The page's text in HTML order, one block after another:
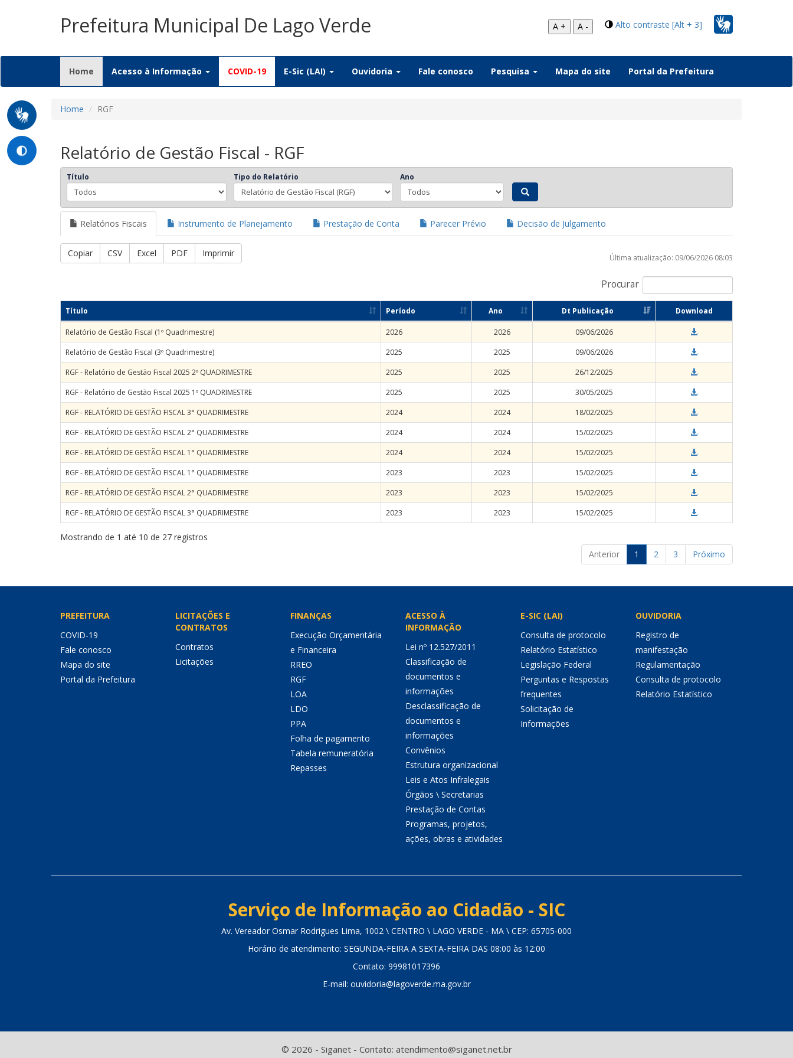
Prefeitura Municipal De Lago Verde Alto contraste [Alt + 3]
A + A -
Home (current)
Acesso à Informação COVID-19 E-Sic (LAI) Ouvidoria Fale conosco Pesquisa Mapa do site Portal da Prefeitura
Home RGF
Relatório de Gestão Fiscal - RGF
Título Tipo do Relatório Ano
Relatórios Fiscais Instrumento de Planejamento Prestação de Conta Parecer Prévio Decisão de Julgamento
Copiar CSV Excel PDF Imprimir
Procurar
Última atualização: 09/06/2026 08:03
Título Período Ano Dt Publicação Download
Relatório de Gestão Fiscal (1º Quadrimestre) 2026 2026
09/06/2026
Relatório de Gestão Fiscal (3º Quadrimestre)
2025 2025
09/06/2026
RGF - Relatório de Gestão Fiscal 2025 2º QUADRIMESTRE
2025 2025
26/12/2025
RGF - Relatório de Gestão Fiscal 2025 1º QUADRIMESTRE
2025 2025
30/05/2025
RGF - RELATÓRIO DE GESTÃO FISCAL 3° QUADRIMESTRE
2024 2024
18/02/2025
RGF - RELATÓRIO DE GESTÃO FISCAL 2° QUADRIMESTRE
2024 2024
15/02/2025
RGF - RELATÓRIO DE GESTÃO FISCAL 1° QUADRIMESTRE
2024 2024
15/02/2025
RGF - RELATÓRIO DE GESTÃO FISCAL 1° QUADRIMESTRE
2023 2023
15/02/2025
RGF - RELATÓRIO DE GESTÃO FISCAL 2° QUADRIMESTRE
2023 2023
15/02/2025
RGF - RELATÓRIO DE GESTÃO FISCAL 3° QUADRIMESTRE
2023 2023 15/02/2025
Mostrando de 1 até 10 de 27 registros
Anterior
1 2 3 Próximo
PREFEITURA
COVID-19
Fale conosco
Mapa do site
Portal da Prefeitura
LICITAÇÕES E
CONTRATOS
Contratos
Licitações
FINANÇAS
Execução Orçamentária
e Financeira
RREO
RGF
LOA
LDO
PPA
Folha de pagamento
Tabela remuneratória
Repasses
ACESSO À
INFORMAÇÃO
Lei nº 12.527/2011
Classificação de
documentos e
informações
Desclassificação de
documentos e
informações
Convênios
Estrutura organizacional
Leis e Atos Infralegais
Órgãos \ Secretarias
Prestação de Contas
Programas, projetos,
ações, obras e atividades
E-SIC (LAI)
Consulta de protocolo
Relatório Estatístico
Legislação Federal
Perguntas e Respostas
frequentes
Solicitação de
Informações
OUVIDORIA
Registro de
manifestação
Regulamentação
Consulta de protocolo
Relatório Estatístico
Serviço de Informação ao Cidadão - SIC
Av. Vereador Osmar Rodrigues Lima, 1002 \ CENTRO \ LAGO VERDE - MA \ CEP: 65705-000
Horário de atendimento: SEGUNDA-FEIRA A SEXTA-FEIRA DAS 08:00 às 12:00
Contato: 99981017396
E-mail: ouvidoria@lagoverde.ma.gov.br
© 2026 - Siganet - Contato: atendimento@siganet.net.br